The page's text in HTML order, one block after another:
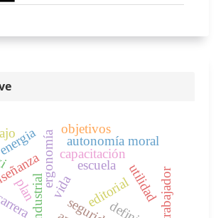
escuela
vida
ergonomía capacitación
editorial
plan utilidad
autonomía moral
trabajador
objetivos